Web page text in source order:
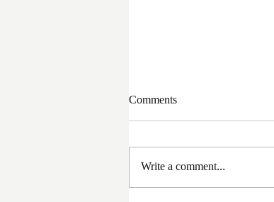
Comments
Write a comment...